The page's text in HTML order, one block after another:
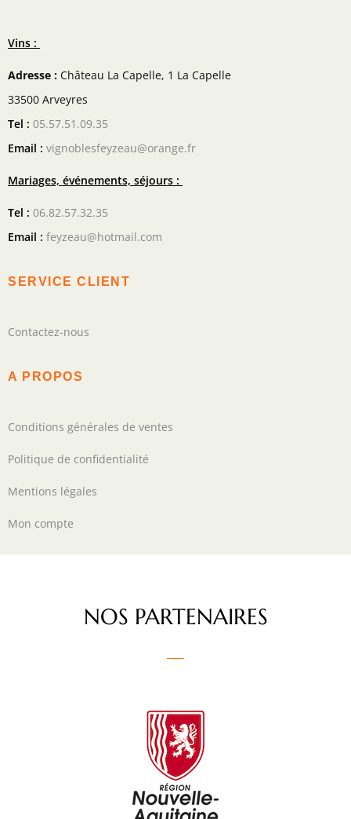
Vins :
Adresse : Château La Capelle, 1 La Capelle
33500 Arveyres
Tel : 05.57.51.09.35
Email : vignoblesfeyzeau@orange.fr
Mariages, événements, séjours :
Tel : 06.82.57.32.35
Email : feyzeau@hotmail.com
SERVICE CLIENT
Contactez-nous
A PROPOS
Conditions générales de ventes
Politique de confidentialité
Mentions légales
Mon compte
NOS PARTENAIRES